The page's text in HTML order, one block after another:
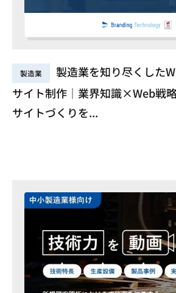
製造業
製造業を知り尽くした
サイト制作｜業界知識×Web戦
サイトづくりを...